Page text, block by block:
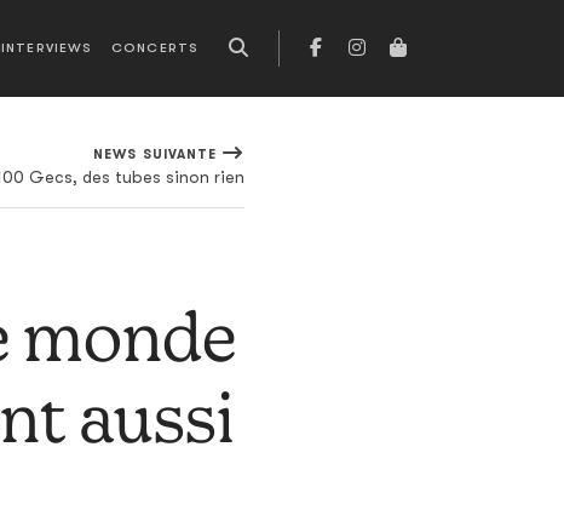
INTERVIEWS CONCERTS
NEWS SUIVANTE
Gecs, des tubes sinon rien
monde
aussi